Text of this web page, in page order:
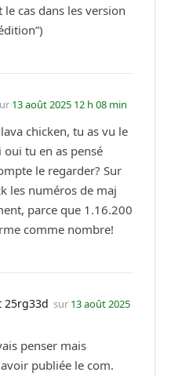
le cas dans les version
13 août 2025 12 h 08 min
chicken, tu as vu le
tu en as pensé
le regarder? Sur
les numéros de maj
parce que 1.16.200
comme nombre!
25rg33d sur 13 août 2025
penser mais
publiée le com.